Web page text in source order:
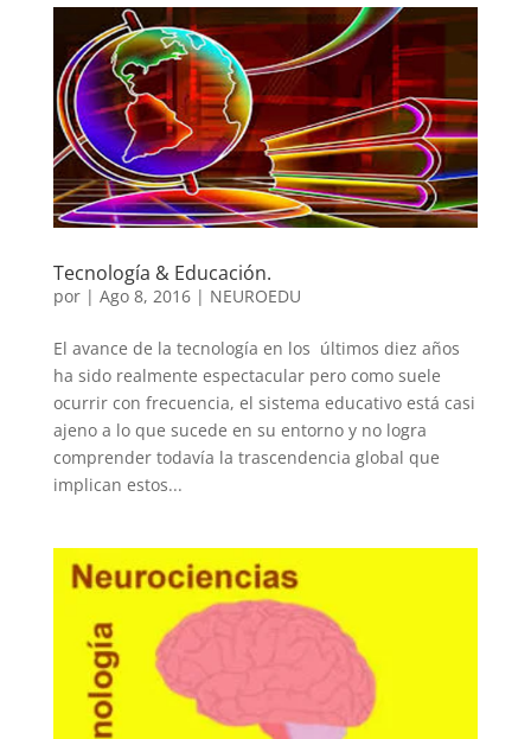
Tecnología & Educación.
por | Ago 8, 2016| NEUROEDU
El avance de la tecnología en los últimos diez años
ha sido realmente espectacular pero como suele
ocurrir con frecuencia, el sistema educativo está casi
ajeno a lo que sucede en su entorno y no logra
comprender todavía la trascendencia global que
implican estos...